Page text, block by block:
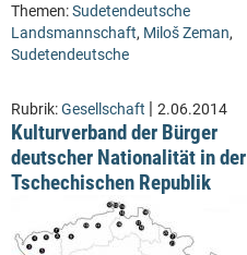
Themen:Sudetendeutsche
Landsmannschaft, Miloš Zeman,
Sudetendeutsche
Rubrik:Gesellschaft | 2.06.2014
Kulturverband der Bürger
deutscher Nationalität in der
Tschechischen Republik